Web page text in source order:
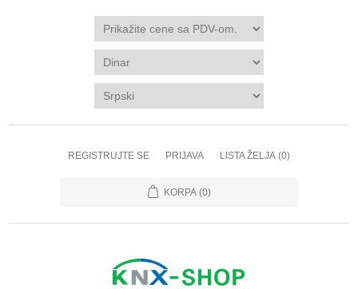
REGISTRUJTE SE PRIJAVA LISTA ŽELJA (0)
KORPA (0)